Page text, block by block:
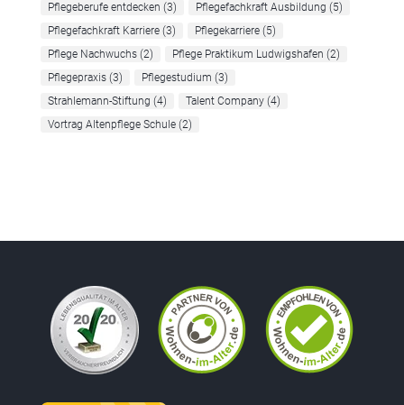
Pflegeberufe entdecken (3) Pflegefachkraft Ausbildung (5)
Pflegefachkraft Karriere(3) Pflegekarriere(5)
Pflege Nachwuchs(2) Pflege Praktikum Ludwigshafen (2)
Pflegepraxis(3) Pflegestudium (3)
Strahlemann-Stiftung (4) Talent Company(4)
Vortrag Altenpflege Schule(2)